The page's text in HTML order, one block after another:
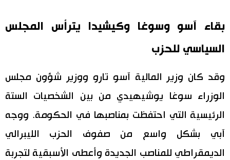
بقاء آسو وسوغا وكيشيدا يترأس المجلس
السياسي للحزب
وقد كان وزير المالية آسو تارو ووزير شؤون مجلس
الوزراء سوغا يوشيهيدي من بين الشخصيات الستة
الرئيسية التي احتفظت بمناصبها في الحكومة. ووجه
آبي بشكل واسع من صفوف الحزب الليبرالي
الديمقراطي للمناصب الجديدة وأعطى الأسبقية لتجربة